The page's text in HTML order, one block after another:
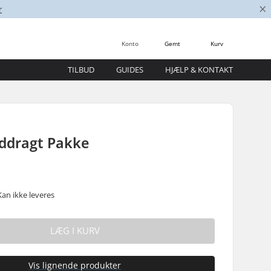
×
Kurv
Gemt
Konto
TILBUD GUIDES HJÆLP & KONTAKT
Pakke
ikke leveres
LÆG I KURV
Vis lignende produkter